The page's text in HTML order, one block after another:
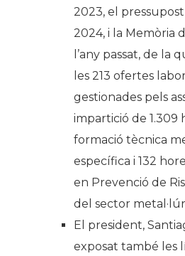
2023, el
2024, i la Memòria
l’any passat, de la
les 213 ofertes
gestionades pels
impartició de 1.309
formació tècnica
específica i 132
en Prevenció de
del sector
El president,
exposat també les